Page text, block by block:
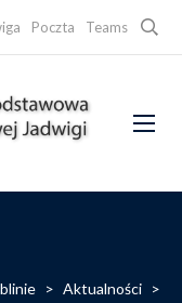
Poczta Teams
> Aktualności >